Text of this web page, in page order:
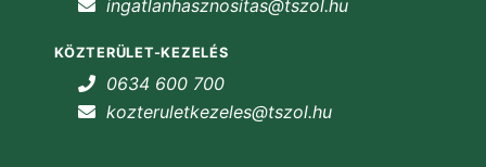
ingatlanhasznositas@tszol.hu
KÖZTERÜLET-KEZELÉS
0634 600 700
kozteruletkezeles@tszol.hu